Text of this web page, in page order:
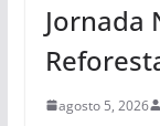
Jornada
agosto 5, 2026